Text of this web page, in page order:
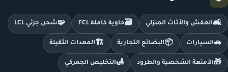
🛋️العفش والأثاث المنزلي 🗃️حاوية كاملة FCL 🧩شحن جزئي LCL
🚗السيارات 📦البضائع التجارية 🏗️ المعدات الثقيلة
🎁الأمتعة الشخصية والطرود 🛃التخليص الجمركي